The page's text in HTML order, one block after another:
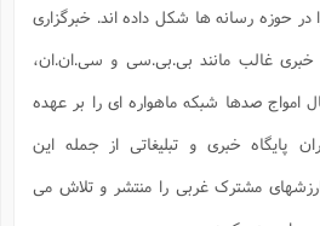
حوزه رسانه ها شکل داده اند. خبرگزاری
غالب مانند بی.بی.سی و سی.ان.ان،
امواج صدها شبکه ماهواره ای را بر عهده
پایگاه خبری و تبلیغاتی از جمله این
مشترک غربی را منتشر و تلاش می